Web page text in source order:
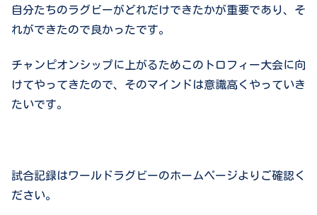
自分たちのラグビーがどれだけできたかが重要であり、そ
れができたので良かったです。
チャンピオンシップに上がるためこのトロフィー大会に向
けてやってきたので、そのマインドは意識高くやっていき
たいです。
試合記録はワールドラグビーのホームページよりご確認く
ださい。